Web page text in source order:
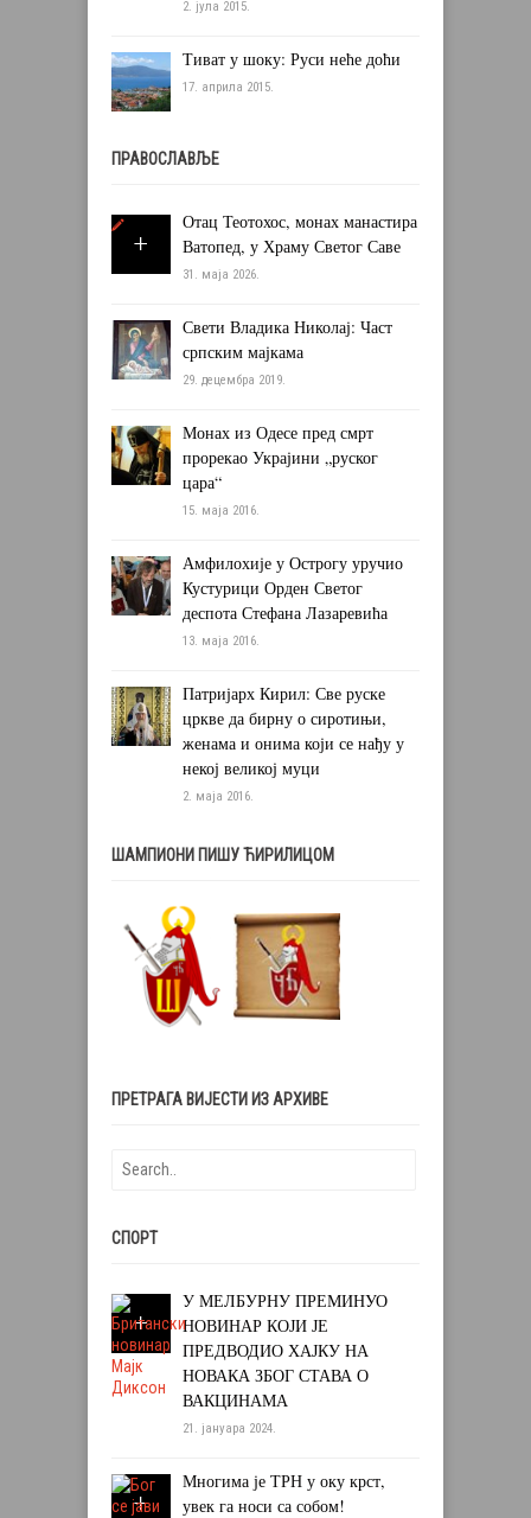
2. јула 2015.
Тиват у шоку: Руси неће доћи
17. априла 2015.
ПРАВОСЛАВЉЕ
Отац Теотохос, монах манастира
Ватопед, у Храму Светог Саве
31. маја 2026.
Свети Владика Николај: Част
српским мајкама
29. децембра 2019.
Монах из Одесе пред смрт
прорекао Украјини „руског
цара“
15. маја 2016.
Амфилохије у Острогу уручио
Кустурици Орден Светог
деспота Стефана Лазаревића
13. маја 2016.
Патријарх Кирил: Све руске
цркве да бирну о сиротињи,
женама и онима који се нађу у
некој великој муци
2. маја 2016.
ШАМПИОНИ ПИШУ ЋИРИЛИЦОМ
ПРЕТРАГА ВИЈЕСТИ ИЗ АРХИВЕ
СПОРТ
У МЕЛБУРНУ ПРЕМИНУО
НОВИНАР КОЈИ ЈЕ
ПРЕДВОДИО ХАЈКУ НА
НОВАКА ЗБОГ СТАВА О
ВАКЦИНАМА
21. јануара 2024.
Многима је ТРН у оку крст,
увек га носи са собом!